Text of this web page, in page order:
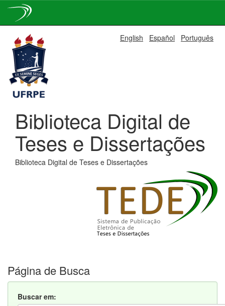
navigation
English Español Português
Biblioteca Digital de
Teses e Dissertações
Biblioteca Digital de Teses e Dissertações
Página de Busca
Buscar em: